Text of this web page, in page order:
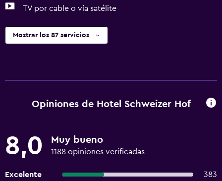
TV por cable o vía satélite
Mostrar los 87 servicios
Opiniones de Hotel Schweizer Hof
8,0 Muy bueno
1188 opiniones verificadas
Excelente
383